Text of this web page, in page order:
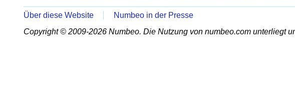
Über diese Website
Numbeo in der Presse
Copyright © 2009-2026 Numbeo. Die Nutzung von numbeo.com unterliegt